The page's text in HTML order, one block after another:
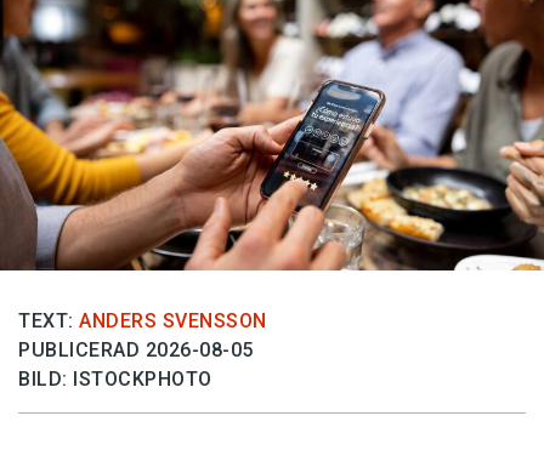
TEXT: ANDERS SVENSSON
PUBLICERAD 2026-08-05
BILD: ISTOCKPHOTO